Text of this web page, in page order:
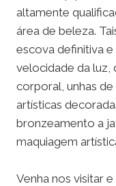
altamente
área de beleza.
escova definitiva
velocidade da luz,
corporal, unhas de
artísticas
bronzeamento a
maquiagem
Venha nos visitar